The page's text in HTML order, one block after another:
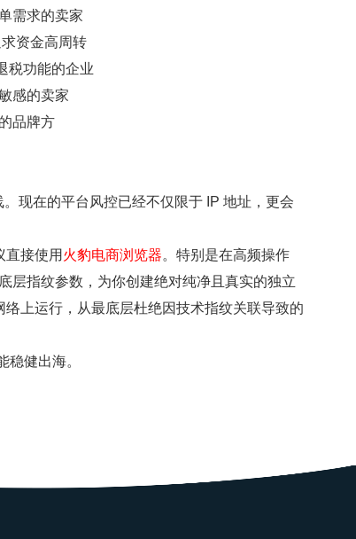
需求的卖家
资金高周转
税功能的企业
感的卖家
品牌方
现在的平台风控已经不仅限于 IP 地址，更会
接使用 火豹电商浏览器。特别是在高频操作
层指纹参数，为你创建绝对纯净且真实的独立
上运行，从最底层杜绝因技术指纹关联导致的
稳健出海。